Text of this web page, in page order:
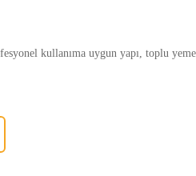
kullanıma uygun yapı, toplu